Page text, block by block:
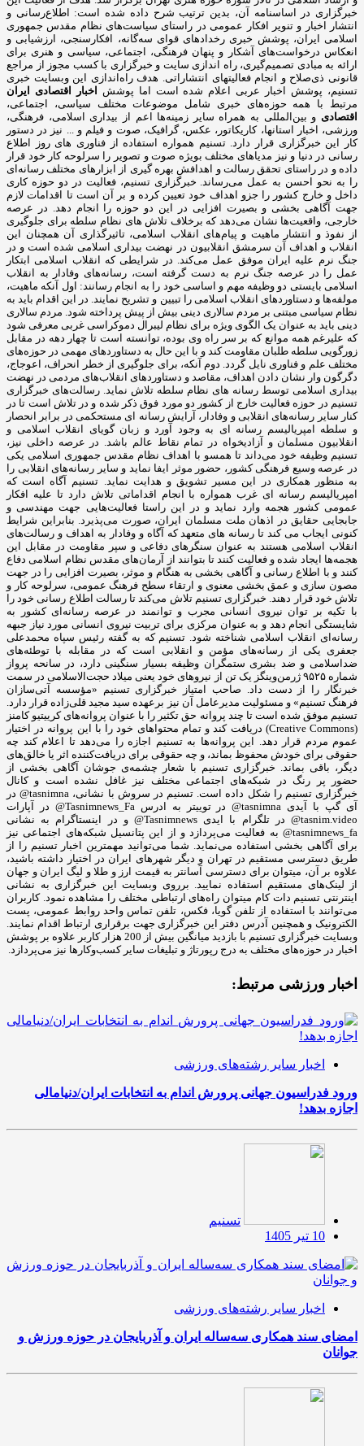
خبرگزاری در اساسنامه آن، بدین ترتیب شرح داده شده است: اطلاع‌رسانی و
انتشار اخبار و تنویر افکار عمومی در راستای سیاست‌های نظام مقدس جمهوری
اسلامی ایران، پوشش خبری رخدادهای قوای سه‌گانه، افکارسنجی، ارزشیابی و
انعکاس درخواست‌های آشکار و پنهان فرهنگی، اجتماعی، سیاسی و هنری برای
ارائه به مبادی تصمیم‌گیری، راه اندازی سایت و خبرگزاری با کسب مجوز از مراجع
قانونی ذی‌صلاح و انجام فعالیتهای انتشاراتی. هدف راه‌اندازی این وبسایت خبری
تسنیم، پوشش اخبار عربی اعلام شده است اما پوشش اخبار اقتصادی ایران
مرتبط با همه حوزه‌های خبری شامل موضوعات مختلف سیاسی، اجتماعی،
اقتصادی و بین‌المللی به همراه سایر زمینه‌ها اعم از بیداری اسلامی، فرهنگی،
ورزشی، اخبار استانها، کاریکاتور، عکس، گرافیک، صوت و فیلم و ... نیز در دستور
کار این خبرگزاری قرار دارد. تسنیم همواره استفاده از فناوری های روز اطلاع
رسانی در دنیا و نیز مدیاهای مختلف بویژه صوت و تصویر را سرلوحه کار خود قرار
داده و در راستای تحقق رسالت و اهدافش بهره گیری از ابزارهای مختلف رسانه‌ای
را به نحو احسن به عمل می‌رساند. خبرگزاری تسنیم، فعالیت در دو حوزه کاری
داخل و خارج کشور را جزو اهداف خود تعیین کرده و بر آن است تا اقدامات لازم
جهت آگاهی بخشی و بصیرت افزایی در این دو حوزه را انجام دهد. در عرصه
خارجی، واقعیت‌ها نشان می‌دهد که برخلاف تلاش های نظام سلطه برای جلوگیری
از نفوذ و انتشار ماهیت و پیام‌های انقلاب اسلامی، تاثیرگذاری آن همچنان این
انقلاب و اهداف آن سرمشق انقلابیون در نهضت بیداری اسلامی شده است و در
جنگ نرم علیه ایران موفق عمل می‌کند. در شرایطی که انقلاب اسلامی ابتکار
عمل را در عرصه جنگ نرم به دست گرفته است، رسانه‌های وفادار به انقلاب
اسلامی بایستی دو وظیفه مهم و اساسی خود را به انجام رسانند: اول آنکه ماهیت،
مولفه‌ها و دستاوردهای انقلاب اسلامی را تبیین و تشریح نمایند. در این اقدام باید به
نظام سیاسی مبتنی بر مردم سالاری دینی بیش از پیش پرداخته شود. مردم سالاری
دینی باید به عنوان یک الگوی ویژه برای نظام لیبرال دموکراسی غربی معرفی شود
که علیرغم همه موانع که بر سر راه وی بوده، توانسته است تا چهار دهه در مقابل
زورگویی سلطه طلبان مقاومت کند و با این حال به دستاوردهای مهمی در حوزه‌های
مختلف علم و فناوری نایل گردد. دوم آنکه، برای جلوگیری از خطر انحراف، اعوجاج،
دگرگون وار نشان دادن اهداف، مقاصد و دستاوردهای انقلاب‌های مردمی در نهضت
بیداری اسلامی توسط رسانه های نظام سلطه تلاش نماید. رسالت‌های خبرگزاری
تسنیم در حوزه فعالیت خارج از کشور دو مورد فوق ذکر شده و در تلاش است تا در
کنار سایر رسانه‌های انقلابی و وفادار، آرایش رسانه ای مستحکمی در برابر انحصار
و سلطه امپریالیسم رسانه ای به وجود آورد و زبان گویای انقلاب اسلامی و
انقلابیون مسلمان و آزادیخواه در تمام نقاط عالم باشد. در عرصه داخلی نیز،
تسنیم وظیفه خود می‌داند تا همسو با اهداف نظام مقدس جمهوری اسلامی یکی
در عرصه وسیع فرهنگی کشور، حضور موثر ایفا نماید و سایر رسانه‌های انقلابی را
به منظور همکاری در این مسیر تشویق و هدایت نماید. تسنیم آگاه است که
امپریالیسم رسانه ای غرب همواره با انجام اقداماتی تلاش دارد تا علیه افکار
عمومی کشور هجمه وارد نماید و در این راستا فعالیت‌هایی جهت مهندسی و
جابجایی حقایق در اذهان ملت مسلمان ایران، صورت می‌پذیرد. بنابراین شرایط
کنونی ایجاب می کند تا رسانه های متعهد که آگاه و وفادار به اهداف و رسالت‌های
انقلاب اسلامی هستند به عنوان سنگرهای دفاعی و سپر مقاومت در مقابل این
هجمه‌ها ایجاد شده و فعالیت کنند تا بتوانند از آرمان‌های مقدس نظام اسلامی دفاع
کنند و با اطلاع رسانی و آگاهی بخشی به هنگام و موثر، بصیرت افزایی را در جهت
مصون سازی و عمق بخشی معنوی و ارتقاء سطح فرهنگ عمومی، سرلوحه کار و
تلاش خود قرار دهند. خبرگزاری تسنیم تلاش می‌کند تا رسالت اطلاع رسانی خود را
با تکیه بر توان نیروی انسانی مجرب و توانمند در عرصه رسانه‌ای کشور به
شایستگی انجام دهد و به عنوان مرکزی برای تربیت نیروی انسانی مورد نیاز جبهه
رسانه‌ای انقلاب اسلامی شناخته شود. تسنیم که به گفته رئیس سپاه محمدعلی
جعفری یکی از رسانه‌های مؤمن و انقلابی است که در مقابله با توطئه‌های
ضداسلامی و ضد بشری ستمگران وظیفه بسیار سنگینی دارد، در سانحه پرواز
شماره ۹۵۲۵ ژرمن‌وینگز یک تن از نیروهای خود یعنی میلاد حجت‌الاسلامی در سمت
خبرنگار را از دست داد. صاحب امتیاز خبرگزاری تسنیم «مؤسسه آتی‌سازان
فرهنگ تسنیم» و مسئولیت مدیرعامل آن نیز برعهده سید مجید قلی‌زاده‌ قرار دارد.
تسنیم موفق شده است تا چند پروانه حق تکثیر را با عنوان پروانه‌های کرییتیو کامنز
(Creative Commons) دریافت کند و تمام محتواهای خود را با این پروانه در اختیار
عموم مردم قرار دهد. این پروانه‌ها به تسنیم اجازه را می‌دهد تا اعلام کند چه
حقوقی برای خودش محفوظ بماند، و چه حقوقی برای دریافت‌کننده اثر یا خالق‌های
دیگر، باقی بماند. خبرگزاری تسنیم با شعار چشمه‌ی جوشان آگاهی بخشی از
حضور پر رنگ در شبکه‌های اجتماعی مختلف نیز غافل نشده است و کانال
خبرگزاری تسنیم را شکل داده است. تسنیم در سروش با نشانی، tasnimna@ در
آی گپ با آیدی tasnimna@ در توییتر به ادرس Tasnimnews_Fa@ در آپارات
tasnim.video@ در تلگرام با ایدی Tasnimnews@ و در اینستاگرام به نشانی
tasnimnews_fa@ به فعالیت می‌پردازد و از این پتانسیل شبکه‌های اجتماعی نیز
برای آگاهی بخشی استفاده می‌نماید. شما می‌توانید مهمترین اخبار تسنیم را از
طریق دسترسی مستقیم در تهران و دیگر شهرهای ایران در اختیار داشته باشید،
علاوه بر آن، میتوان برای دسترسی آسانتر به قیمت ارز و طلا و لیگ ایران و جهان
از لینک‌های مستقیم استفاده نمایید. برروی وبسایت این خبرگزاری به نشانی
اینترنتی تسنیم دات کام میتوان راه‌های ارتباطی مختلف را مشاهده نمود. کاربران
می‌توانند با استفاده از تلفن گویا، فکس، تلفن تماس واحد روابط عمومی، پست
الکترونیک و همچنین آدرس دفتر این خبرگزاری جهت برقراری ارتباط اقدام نمایند.
وبسایت خبرگزاری تسنیم با بازدید میانگین بیش از 200 هزار کاربر علاوه بر پوشش
اخبار در حوزه‌های مختلف به درج رپورتاژ و تبلیغات سایر کسب‌وکارها نیز می‌پردازد.
اخبار ورزشی مرتبط:
اخبار سایر رشته‌های ورزشی
ورود فدراسیون جهانی پرورش اندام به انتخابات ایران/دنیامالی
اجازه بدهد!
تسنیم
10 تیر 1405
اخبار سایر رشته‌های ورزشی
امضای سند همکاری سه‌ساله ایران و آذربایجان در حوزه ورزش و
جوانان